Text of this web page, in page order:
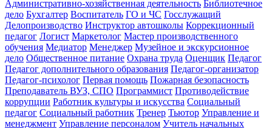
Административно-хозяйственная деятельность Библиотечное
дело Бухгалтер Воспитатель ГО и ЧС Госслужащий
Делопроизводство Инструктор автошколы Коррекционный
педагог Логист Маркетолог Мастер производственного
обучения Медиатор Менеджер Музейное и экскурсионное
дело Общественное питание Охрана труда Оценщик Педагог
Педагог дополнительного образования Педагог-организатор
Педагог-психолог Первая помощь Пожарная безопасность
Преподаватель ВУЗ, СПО Программист Противодействие
коррупции Работник культуры и искусства Социальный
педагог Социальный работник Тренер Тьютор Управление и
менеджмент Управление персоналом Учитель начальных